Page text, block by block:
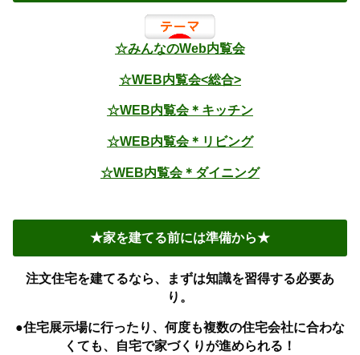
☆みんなのWeb内覧会
☆WEB内覧会<総合>
☆WEB内覧会＊キッチン
☆WEB内覧会＊リビング
☆WEB内覧会＊ダイニング
★家を建てる前には準備から★
注文住宅を建てるなら、まずは知識を習得する必要あ
り。
●住宅展示場に行ったり、何度も複数の住宅会社に合わな
くても、自宅で家づくりが進められる！